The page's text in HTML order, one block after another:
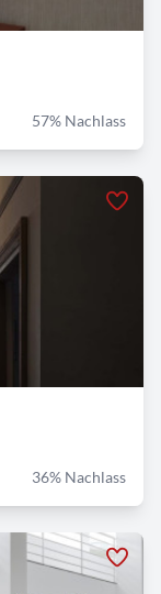
57% Nachlass
36% Nachlass